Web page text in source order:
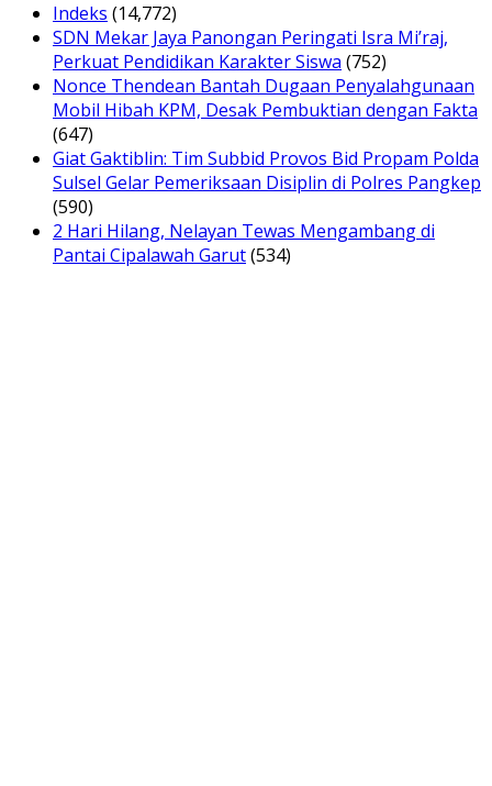
Indeks (14,772)
SDN Mekar Jaya Panongan Peringati Isra Mi’raj,
Perkuat Pendidikan Karakter Siswa (752)
Nonce Thendean Bantah Dugaan Penyalahgunaan
Mobil Hibah KPM, Desak Pembuktian dengan Fakta
(647)
Giat Gaktiblin: Tim Subbid Provos Bid Propam Polda
Sulsel Gelar Pemeriksaan Disiplin di Polres Pangkep
(590)
2 Hari Hilang, Nelayan Tewas Mengambang di
Pantai Cipalawah Garut(534)